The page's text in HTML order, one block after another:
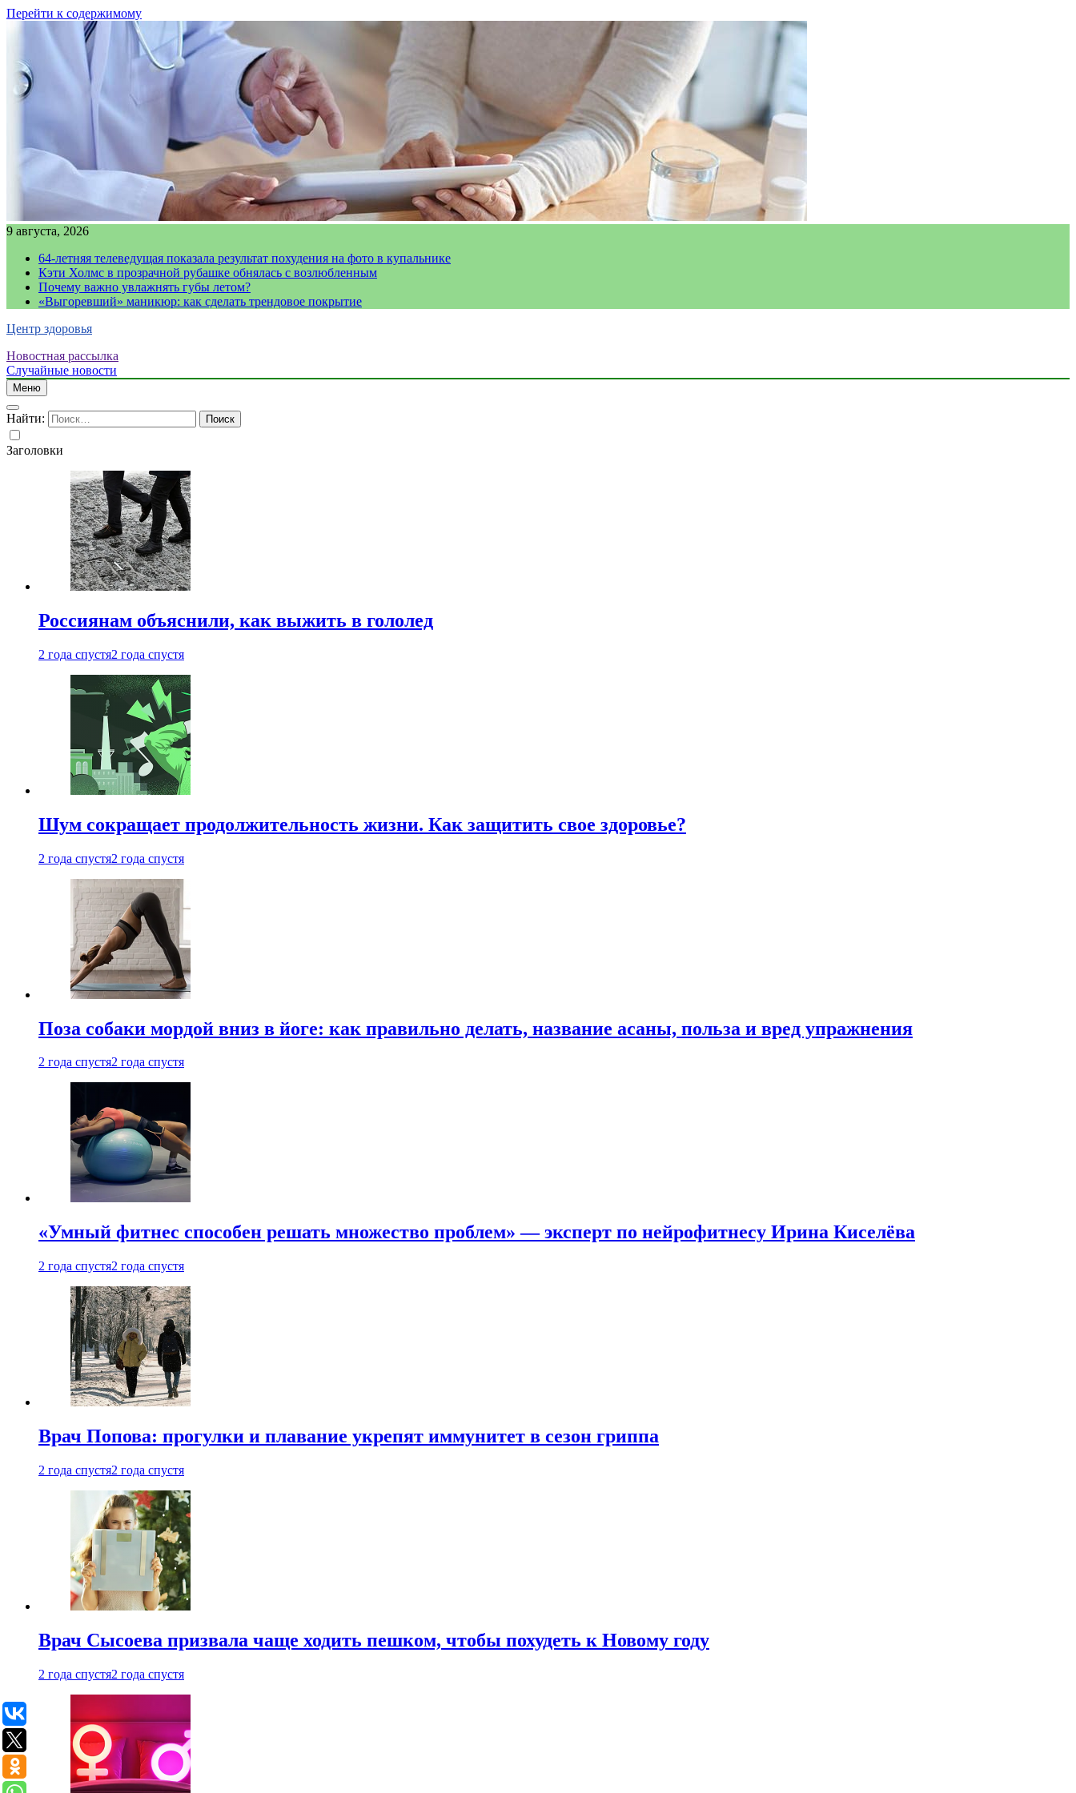
Перейти к содержимому
9 августа, 2026
64-летняя телеведущая показала результат похудения на фото в купальнике
Кэти Холмс в прозрачной рубашке обнялась с возлюбленным
Почему важно увлажнять губы летом?
«Выгоревший» маникюр: как сделать трендовое покрытие
Центр здоровья
Новостная рассылка
Случайные новости
Меню
Найти:
Заголовки
Россиянам объяснили, как выжить в гололед
2 года спустя2 года спустя
Шум сокращает продолжительность жизни. Как защитить свое здоровье?
2 года спустя2 года спустя
Поза собаки мордой вниз в йоге: как правильно делать, название асаны, польза и вред упражнения
2 года спустя2 года спустя
«Умный фитнес способен решать множество проблем» — эксперт по нейрофитнесу Ирина Киселёва
2 года спустя2 года спустя
Врач Попова: прогулки и плавание укрепят иммунитет в сезон гриппа
2 года спустя2 года спустя
Врач Сысоева призвала чаще ходить пешком, чтобы похудеть к Новому году
2 года спустя2 года спустя